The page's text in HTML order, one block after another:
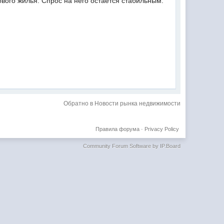
Обратно в Новости рынка недвижимости
Privacy Policy
Правила форума·
Community Forum Software by IP.Board